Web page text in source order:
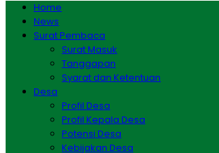
Home
News
Surat Pembaca
Surat Masuk
Tanggapan
Syarat dan Ketentuan
Desa
Profil Desa
Profil Kepala Desa
Potensi Desa
Kebijakan Desa